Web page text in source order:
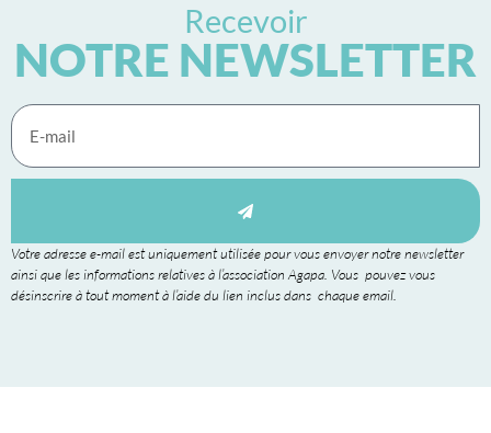
Recevoir
NOTRE NEWSLETTER
Votre adresse e-mail est uniquement utilisée pour vous envoyer notre newsletter
ainsi que les informations relatives à l’association Agapa. Vous pouvez vous
désinscrire à tout moment à l’aide du lien inclus dans chaque email.